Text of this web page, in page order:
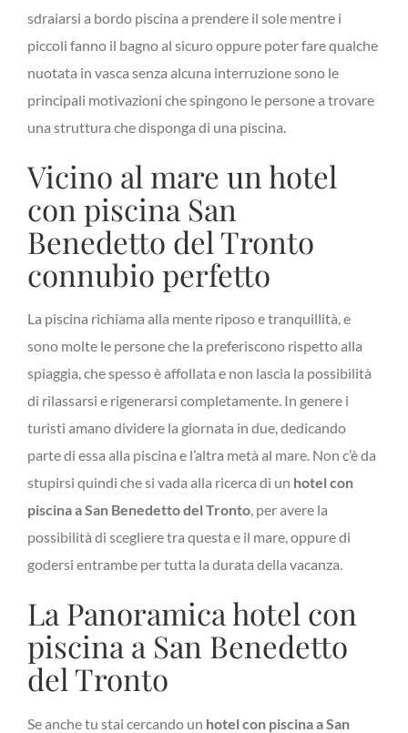
sdraiarsi a bordo piscina a prendere il sole mentre i
piccoli fanno il bagno al sicuro oppure poter fare qualche
nuotata in vasca senza alcuna interruzione sono le
principali motivazioni che spingono le persone a trovare
una struttura che disponga di una piscina.
Vicino al mare un hotel
con piscina San
Benedetto del Tronto
connubio perfetto
La piscina richiama alla mente riposo e tranquillità, e
sono molte le persone che la preferiscono rispetto alla
spiaggia, che spesso è affollata e non lascia la possibilità
di rilassarsi e rigenerarsi completamente. In genere i
turisti amano dividere la giornata in due, dedicando
parte di essa alla piscina e l’altra metà al mare. Non c’è da
stupirsi quindi che si vada alla ricerca di un hotel con
piscina a San Benedetto del Tronto, per avere la
possibilità di scegliere tra questa e il mare, oppure di
godersi entrambe per tutta la durata della vacanza.
La Panoramica hotel con
piscina a San Benedetto
del Tronto
Se anche tu stai cercando un hotel con piscina a San